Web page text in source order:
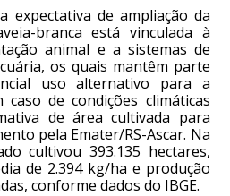
expectativa de ampliação da
branca está vinculada à
animal e a sistemas de
os quais mantêm parte
uso alternativo para a
de condições climáticas
de área cultivada para
pela Emater/RS-Ascar. Na
cultivou 393.135 hectares,
de 2.394 kg/ha e produção
conforme dados do IBGE.